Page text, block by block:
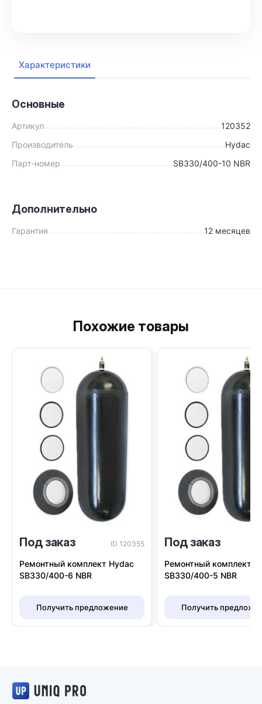
Характеристики
Основные
Артикул
120352
Производитель
Hydac
Парт-номер
SB330/400-10 NBR
Дополнительно
Гарантия 12 месяцев
Похожие товары
Под заказ ID 120355
Ремонтный комплект Hydac
SB330/400-6 NBR
Получить предложение
Под заказ
Ремонтный комплект
SB330/400-5 NBR
Получить